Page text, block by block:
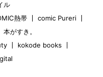
ル
熱帯
comic Pureri
本がすき。
kokode books